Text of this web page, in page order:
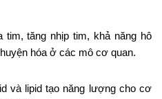
tăng nhịp tim, khả năng hô
hóa ở các mô cơ quan.
và lipid tạo năng lượng cho cơ